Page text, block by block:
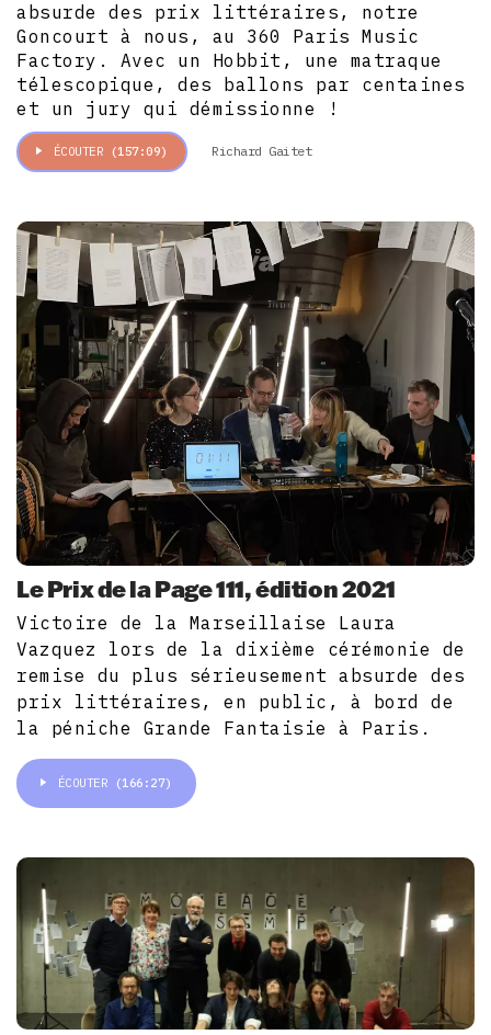
absurde des prix littéraires, notre
Goncourt à nous, au 360 Paris Music
Factory. Avec un Hobbit, une matraque
télescopique, des ballons par centaines
et un jury qui démissionne !
ÉCOUTER (157:09) Richard Gaitet
Le Prix de la Page 111, édition 2021
Victoire de la Marseillaise Laura
Vazquez lors de la dixième cérémonie de
remise du plus sérieusement absurde des
prix littéraires, en public, à bord de
la péniche Grande Fantaisie à Paris.
ÉCOUTER (166:27)